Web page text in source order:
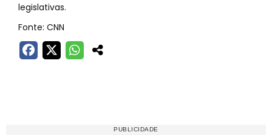
legislativas.
Fonte: CNN